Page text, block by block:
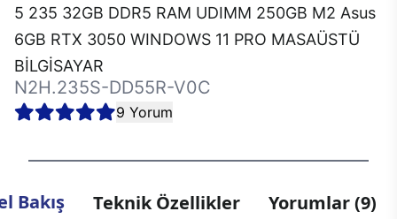
5 235 32GB DDR5 RAM UDIMM 250GB M2 Asus
6GB RTX 3050 WINDOWS 11 PRO MASAÜSTÜ
BİLGİSAYAR
N2H.235S-DD55R-V0C
9 Yorum
Bakış Teknik Özellikler Yorumlar (9)